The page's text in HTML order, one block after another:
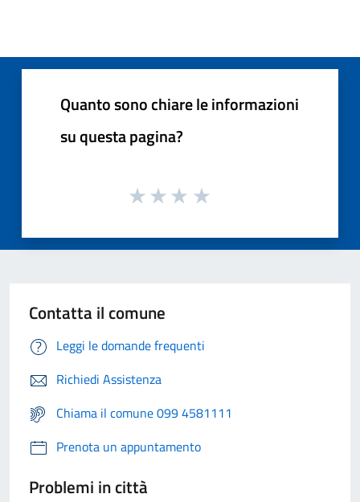
Quanto sono chiare le informazioni
su questa pagina?
Contatta il comune
Leggi le domande frequenti
Richiedi Assistenza
Chiama il comune 099 4581111
Prenota un appuntamento
Problemi in città